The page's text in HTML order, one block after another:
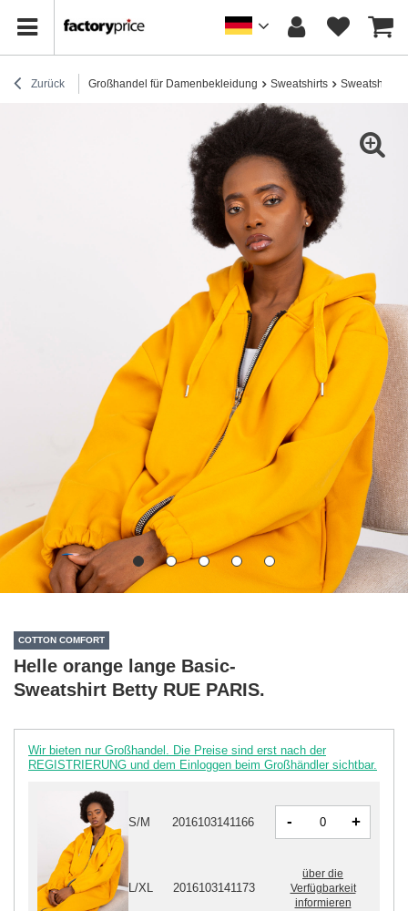
Zurück Großhandel für Damenbekleidung Sweatshirts Sweatshirts
COTTON COMFORT
Helle orange lange Basic-
Sweatshirt Betty RUE PARIS.
Wir bieten nur Großhandel. Die Preise sind erst nach der
REGISTRIERUNG und dem Einloggen beim Großhändler sichtbar.
S/M 2016103141166 - +
L/XL 2016103141173
über die
Verfügbarkeit
informieren